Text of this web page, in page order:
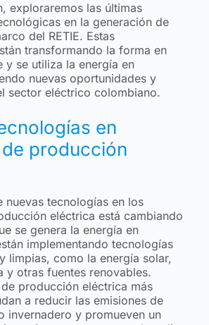
exploraremos las últimas
en la generación de
del RETIE. Estas
transformando la forma en
y se utiliza la energía en
nuevas oportunidades y
sector eléctrico colombiano.
en
producción
nuevas tecnologías en los
eléctrica está cambiando
se genera la energía en
implementando tecnologías
limpias, como la energía solar,
y otras fuentes renovables.
producción eléctrica más
a reducir las emisiones de
invernadero y promueven un